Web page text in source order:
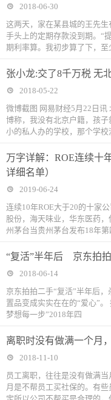
2018-06-30
这两天，家在某县城的王先
手头上的定期存款没到期。“
期利率算。我初步算了下，至
张小龙:交了8千万税 无
2018-05-22
微博截图 网易财经5月22日讯
博称，我没有北京户籍，孩
小的私人办的学校，那个学校
万字详解：ROE连续十
详细名单）
2019-06-24
连续10年ROE大于20的十家
股份，海天味业，华东医药
州茅台当贵州茅台发布18年
“复活”半年后 京东拍
2018-06-14
京东拍拍二手“复活”半年后
置品变成实实在在的“爱心”。
梦想每一步”2018年四
离职时没有做满一个月
2018-11-10
员工离职，往往是没有做满
月是不帮员工买社保的。有